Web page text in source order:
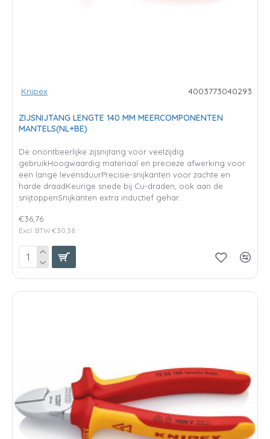
Knipex 4003773040293
ZIJSNIJTANG LENGTE 140 MM MEERCOMPONENTEN
MANTELS(NL+BE)
De onontbeerlijke zijsnijtang voor veelzijdig
gebruikHoogwaardig materiaal en precieze afwerking voor
een lange levensduurPrecisie-snijkanten voor zachte en
harde draadKeurige snede bij Cu-draden, ook aan de
snijtoppenSnijkanten extra inductief gehar..
€36,76
Excl. BTW:€30,38